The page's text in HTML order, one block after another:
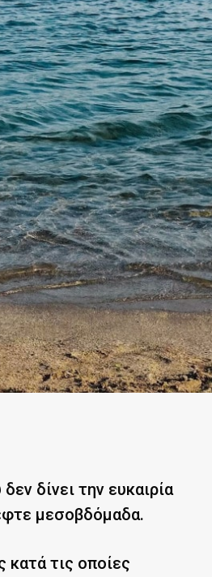
δίνει την ευκαιρία
μεσοβδόμαδα.
κατά τις οποίες